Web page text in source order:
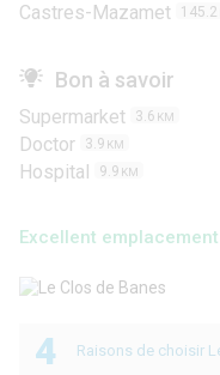
Castres-Mazamet 145.2
Bon à savoir
Supermarket 3.6 KM
Doctor 3.9 KM
Hospital 9.9 KM
Excellent
4 Raisons de choisir